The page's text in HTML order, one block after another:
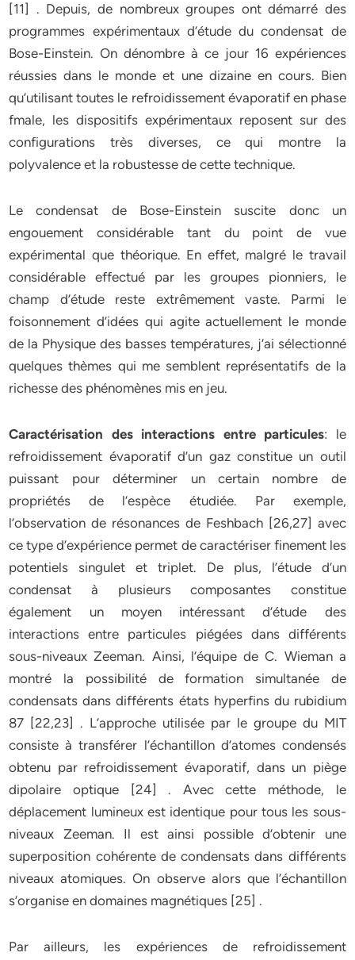
[11] . Depuis, de nombreux groupes ont démarré des
programmes expérimentaux d’étude du condensat de
Bose-Einstein. On dénombre à ce jour 16 expériences
réussies dans le monde et une dizaine en cours. Bien
qu’utilisant toutes le refroidissement évaporatif en phase
fmale, les dispositifs expérimentaux reposent sur des
configurations très diverses, ce qui montre la
polyvalence et la robustesse de cette technique.
Le condensat de Bose-Einstein suscite donc un
engouement considérable tant du point de vue
expérimental que théorique. En effet, malgré le travail
considérable effectué par les groupes pionniers, le
champ d’étude reste extrêmement vaste. Parmi le
foisonnement d’idées qui agite actuellement le monde
de la Physique des basses températures, j’ai sélectionné
quelques thèmes qui me semblent représentatifs de la
richesse des phénomènes mis en jeu.
Caractérisation des interactions entre particules: le
refroidissement évaporatif d’un gaz constitue un outil
puissant pour déterminer un certain nombre de
propriétés de l’espèce étudiée. Par exemple,
l’observation de résonances de Feshbach [26,27] avec
ce type d’expérience permet de caractériser finement les
potentiels singulet et triplet. De plus, l’étude d’un
condensat à plusieurs composantes constitue
également un moyen intéressant d’étude des
interactions entre particules piégées dans différents
sous-niveaux Zeeman. Ainsi, l’équipe de C. Wieman a
montré la possibilité de formation simultanée de
condensats dans différents états hyperfins du rubidium
87 [22,23] . L’approche utilisée par le groupe du MIT
consiste à transférer l’échantillon d’atomes condensés
obtenu par refroidissement évaporatif, dans un piège
dipolaire optique [24] . Avec cette méthode, le
déplacement lumineux est identique pour tous les sous-
niveaux Zeeman. Il est ainsi possible d’obtenir une
superposition cohérente de condensats dans différents
niveaux atomiques. On observe alors que l’échantillon
s’organise en domaines magnétiques [25] .
Par ailleurs, les expériences de refroidissement